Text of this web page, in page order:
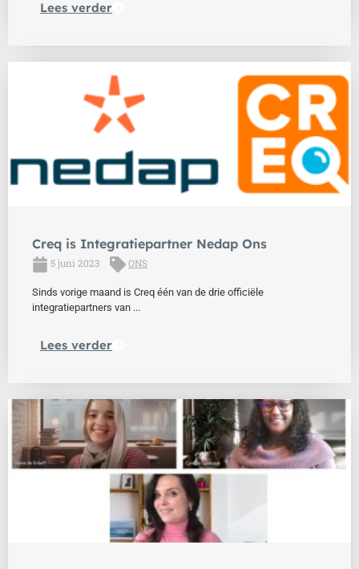
Lees verder
Creq is Integratiepartner Nedap Ons
5 juni 2023 ONS
Sinds vorige maand is Creq één van de drie officiële
integratiepartners van ...
Lees verder